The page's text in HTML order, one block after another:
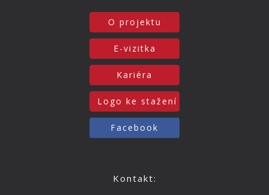
O projektu
E-vizitka
Kariéra
Logo ke stažení
Facebook
Kontakt: